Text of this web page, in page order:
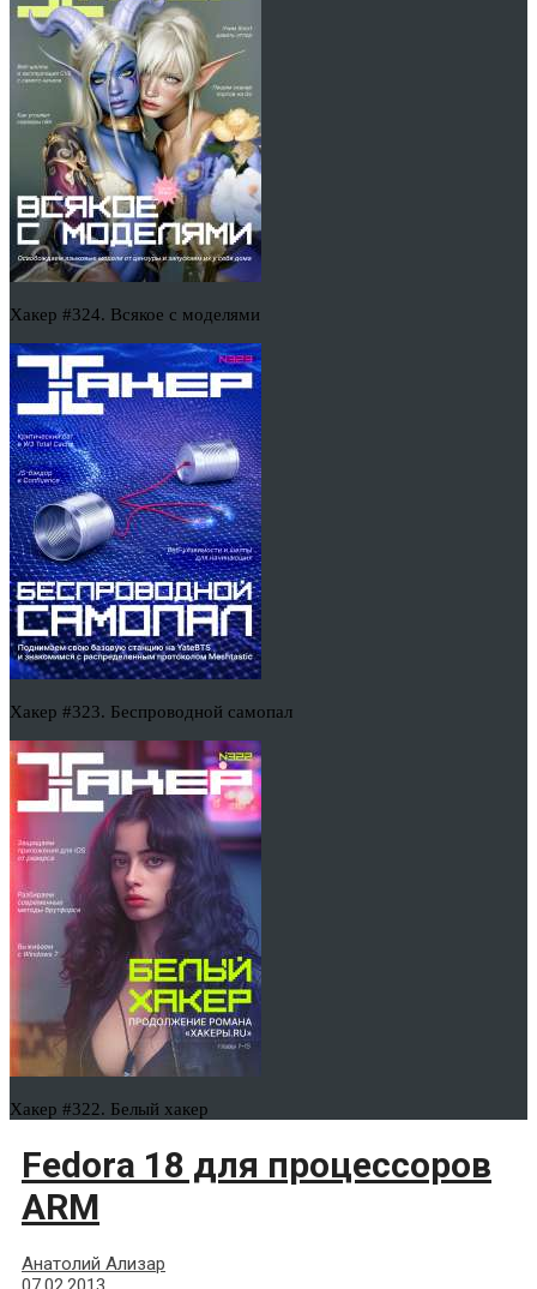
Хакер #324. Всякое с моделями
Хакер #323. Беспроводной самопал
Хакер #322. Белый хакер
Fedora 18 для процессоров
ARM
Анатолий Ализар